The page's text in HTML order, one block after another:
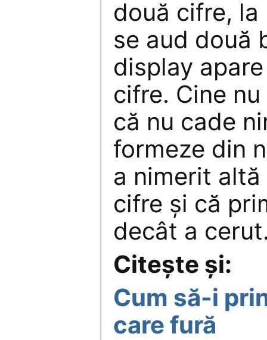
două cifre,
se aud două
display
cifre. Cine
că nu cade
formeze din
a nimerit
cifre şi că
decât a
Citește și:
Cum să-i
care fură